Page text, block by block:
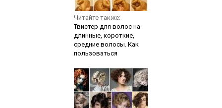
Читайте также:
Твистер для волос на
длинные, короткие,
средние волосы. Как
пользоваться